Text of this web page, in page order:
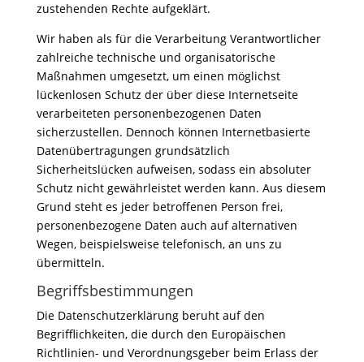
zustehenden Rechte aufgeklärt.
Wir haben als für die Verarbeitung Verantwortlicher
zahlreiche technische und organisatorische
Maßnahmen umgesetzt, um einen möglichst
lückenlosen Schutz der über diese Internetseite
verarbeiteten personenbezogenen Daten
sicherzustellen. Dennoch können Internetbasierte
Datenübertragungen grundsätzlich
Sicherheitslücken aufweisen, sodass ein absoluter
Schutz nicht gewährleistet werden kann. Aus diesem
Grund steht es jeder betroffenen Person frei,
personenbezogene Daten auch auf alternativen
Wegen, beispielsweise telefonisch, an uns zu
übermitteln.
Begriffsbestimmungen
Die Datenschutzerklärung beruht auf den
Begrifflichkeiten, die durch den Europäischen
Richtlinien- und Verordnungsgeber beim Erlass der